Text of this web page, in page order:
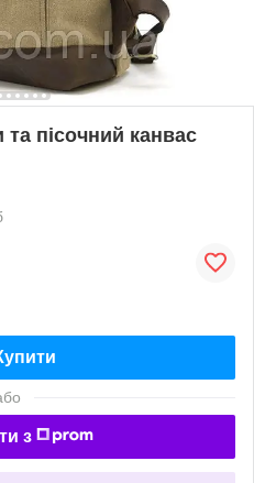
та пісочний канвас
з